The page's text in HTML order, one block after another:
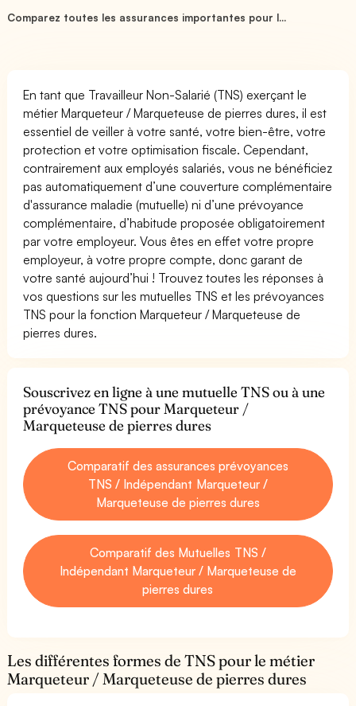
Comparez toutes les assurances importantes pour l...
En tant que Travailleur Non-Salarié (TNS) exerçant le
métier Marqueteur / Marqueteuse de pierres dures, il est
essentiel de veiller à votre santé, votre bien-être, votre
protection et votre optimisation fiscale. Cependant,
contrairement aux employés salariés, vous ne bénéficiez
pas automatiquement d’une couverture complémentaire
d'assurance maladie (mutuelle) ni d’une prévoyance
complémentaire, d’habitude proposée obligatoirement
par votre employeur. Vous êtes en effet votre propre
employeur, à votre propre compte, donc garant de
votre santé aujourd’hui ! Trouvez toutes les réponses à
vos questions sur les mutuelles TNS et les prévoyances
TNS pour la fonction Marqueteur / Marqueteuse de
pierres dures.
Souscrivez en ligne à une mutuelle TNS ou à une
prévoyance TNS pour Marqueteur /
Marqueteuse de pierres dures
Comparatif des assurances prévoyances
TNS / Indépendant Marqueteur /
Marqueteuse de pierres dures
Comparatif des Mutuelles TNS /
Indépendant Marqueteur / Marqueteuse de
pierres dures
Les différentes formes de TNS pour le métier
Marqueteur / Marqueteuse de pierres dures